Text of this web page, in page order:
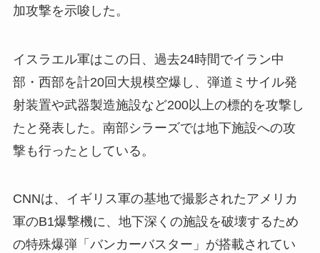
加攻撃を示唆した。
イスラエル軍はこの日、過去24時間でイラン中
部・西部を計20回大規模空爆し、弾道ミサイル発
射装置や武器製造施設など200以上の標的を攻撃し
たと発表した。南部シラーズでは地下施設への攻
撃も行ったとしている。
CNNは、イギリス軍の基地で撮影されたアメリカ
軍のB1爆撃機に、地下深くの施設を破壊するため
の特殊爆弾「バンカーバスター」が搭載されてい